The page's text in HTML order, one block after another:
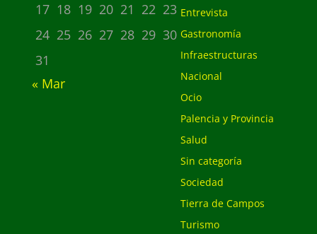
17 18 19 20 21 22 23
24 25 26 27 28 29 30
31
« Mar
Entrevista
Gastronomía
Infraestructuras
Nacional
Ocio
Palencia y Provincia
Salud
Sin categoría
Sociedad
Tierra de Campos
Turismo